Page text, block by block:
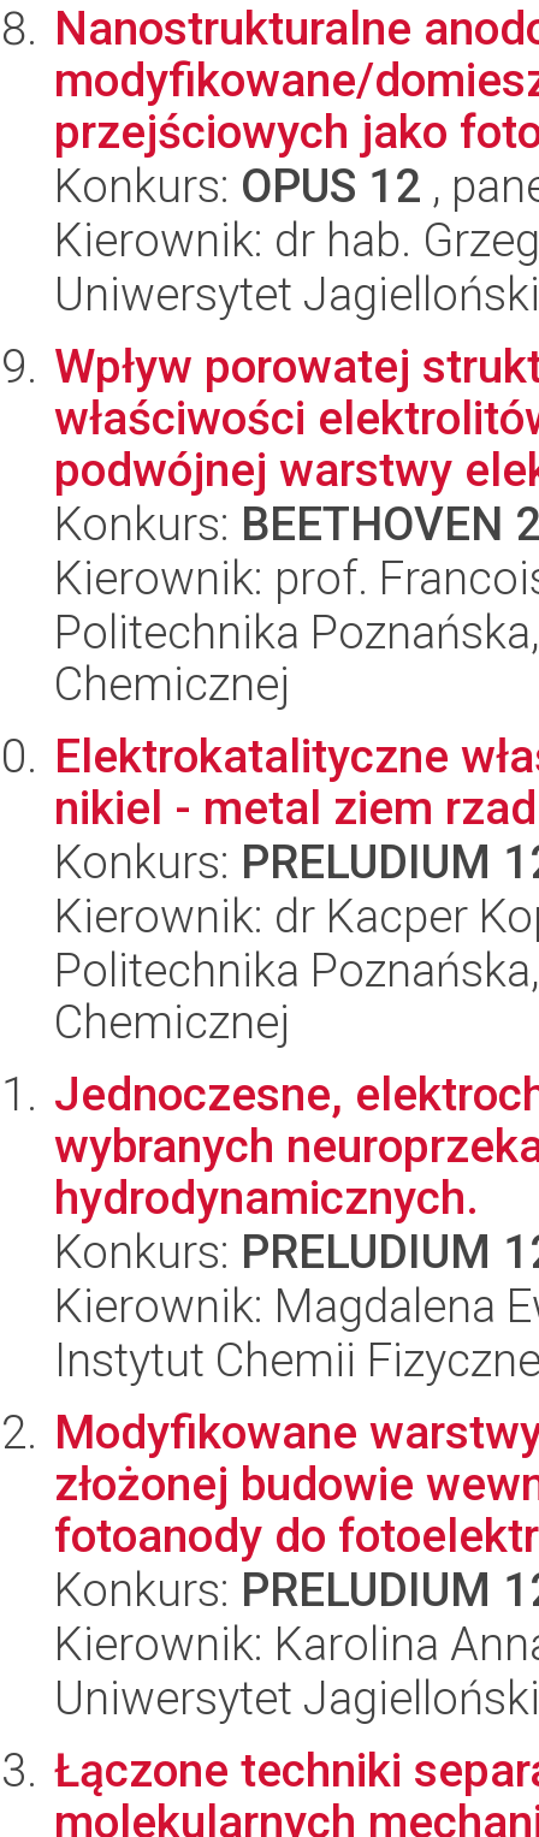
Nanostrukturalne
modyfikowane/
przejściowych jako
Konkurs: OPUS 12 ,
Kierownik: dr hab.
Uniwersytet
Wpływ porowatej
właściwości
podwójnej warstwy
Konkurs: BEETHOVEN
Kierownik: prof.
Politechnika
Chemicznej
Elektrokatalityczne
nikiel - metal ziem
Konkurs: PRELUDIUM
Kierownik: dr Kacper
Politechnika
Chemicznej
Jednoczesne,
wybranych
hydrodynamicznych.
Konkurs: PRELUDIUM
Kierownik: Magdalena
Instytut Chemii
Modyfikowane
złożonej budowie
fotoanody do
Konkurs: PRELUDIUM
Kierownik: Karolina
Uniwersytet
Łączone techniki
molekularnych